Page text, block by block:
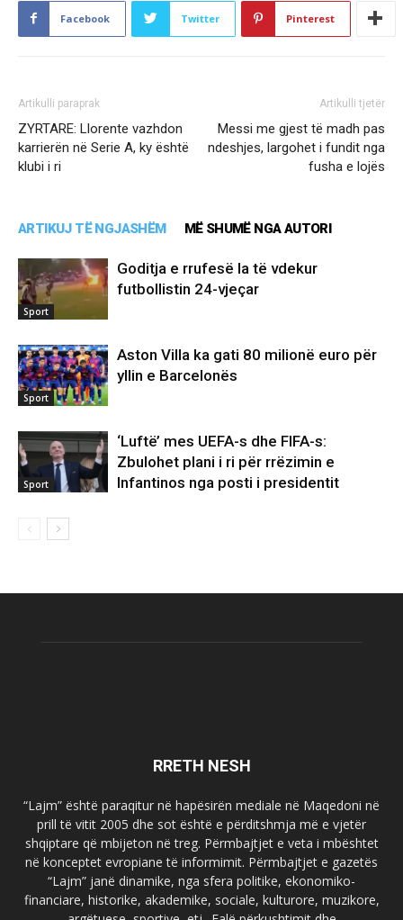
Facebook Twitter Pinterest
Artikulli paraprak
ZYRTARE: Llorente vazhdon
karrierën në Serie A, ky është
klubi i ri
Artikulli tjetër
Messi me gjest të madh pas
ndeshjes, largohet i fundit nga
fusha e lojës
ARTIKUJ TË NGJASHËM MË SHUMË NGA AUTORI
Sport
Goditja e rrufesë la të vdekur
futbollistin 24-vjeçar
Sport
Aston Villa ka gati 80 milionë euro për
yllin e Barcelonës
Sport
‘Luftë’ mes UEFA-s dhe FIFA-s:
Zbulohet plani i ri për rrëzimin e
Infantinos nga posti i presidentit
RRETH NESH
“Lajm” është paraqitur në hapësirën mediale në Maqedoni në
prill të vitit 2005 dhe sot është e përditshmja më e vjetër
shqiptare që mbijeton në treg. Përmbajtjet e veta i mbështet
në konceptet evropiane të informimit. Përmbajtjet e gazetës
“Lajm” janë dinamike, nga sfera politike, ekonomiko-
financiare, historike, akademike, sociale, kulturore, muzikore,